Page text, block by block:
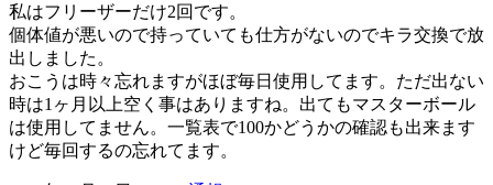
私はフリーザーだけ2回です。
個体値が悪いので持っていても仕方がないのでキラ交換で放
出しました。
おこうは時々忘れますがほぼ毎日使用してます。ただ出ない
時は1ヶ月以上空く事はありますね。出てもマスターボール
は使用してません。一覧表で100かどうかの確認も出来ます
けど毎回するの忘れてます。